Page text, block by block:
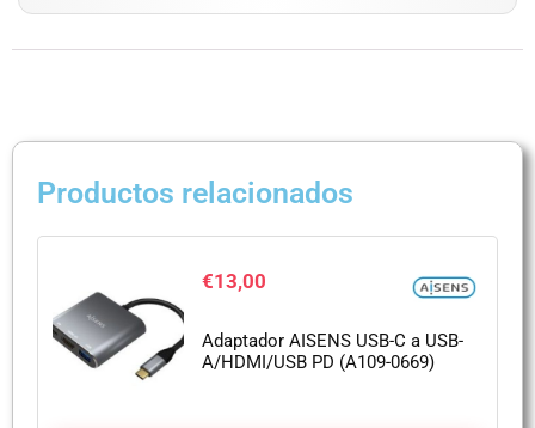
Productos relacionados
€13,00
Adaptador AISENS USB-C a USB-
A/HDMI/USB PD (A109-0669)